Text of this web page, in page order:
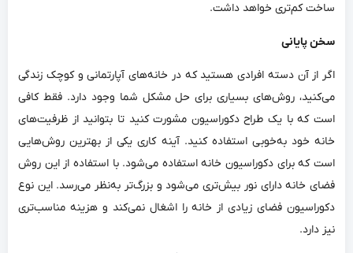
ساخت کم‌تری خواهد داشت.
سخن پایانی
اگر از آن دسته افرادی هستید که در خانه‌های آپارتمانی و کوچک زندگی
می‌کنید، روش‌های بسیاری برای حل مشکل شما وجود دارد. فقط کافی
است که با یک طراح دکوراسیون مشورت کنید تا بتوانید از ظرفیت‌های
خانه خود به‌خوبی استفاده کنید. آینه کاری یکی از بهترین روش‌هایی
است که برای دکوراسیون خانه استفاده می‌شود. با استفاده از این روش
فضای خانه دارای نور بیش‌تری می‌شود و بزرگ‌‌تر به‌نظر می‌رسد. این نوع
دکوراسیون فضای زیادی از خانه را اشغال نمی‌کند و هزینه مناسب‌تری
نیز دارد.